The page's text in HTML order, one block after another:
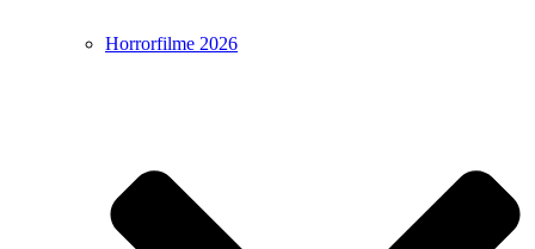
Horrorfilme 2026